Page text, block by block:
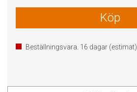
Köp
Beställningsvara. 16 dagar (estimat)